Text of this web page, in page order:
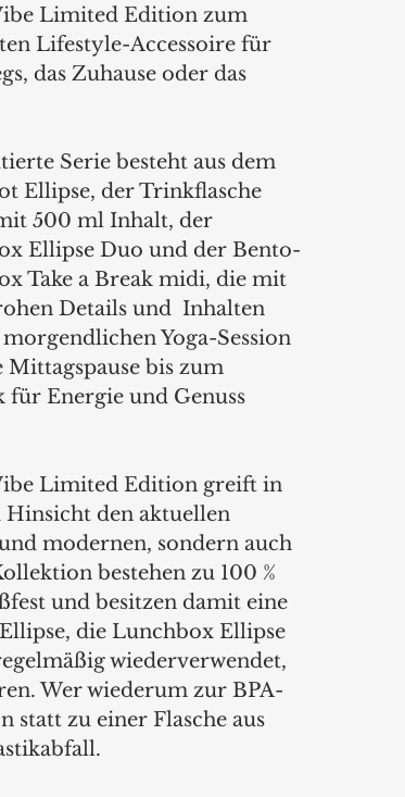
Limited Edition zum
Lifestyle-Accessoire für
das Zuhause oder das
Serie besteht aus dem
Ellipse, der Trinkflasche
500 ml Inhalt, der
Ellipse Duo und der Bento-
Take a Break midi, die mit
Details und  Inhalten
Yoga-Session
Mittagspause bis zum
für Energie und Genuss
Limited Edition greift in
den aktuellen
modernen, sondern auch
bestehen zu 100 %
und besitzen damit eine
die Lunchbox Ellipse
wiederverwendet,
Wer wiederum zur BPA-
zu einer Flasche aus